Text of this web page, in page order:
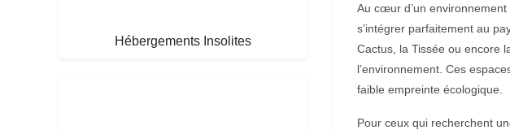
Au cœur d’un
s’intégrer parfaitement au
Cactus, la Tissée ou encore
l’environnement. Ces
faible empreinte écologique.
Pour ceux qui recherchent
Hébergements Insolites